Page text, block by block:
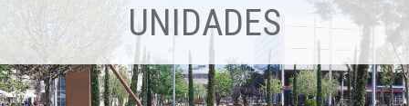
UNIDADES